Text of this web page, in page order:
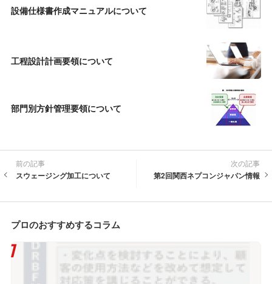
設備仕様書作成マニュアルについて
工程設計計画要領について
部門別方針管理要領について
前の記事
スウェージング加工について
次の記事
第2回関西ネプコンジャパン情報
プロのおすすめするコラム